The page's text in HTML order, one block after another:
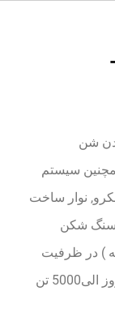
شن
سیستم
نوار ساخت
سنگ شکن
) در ظرفیت